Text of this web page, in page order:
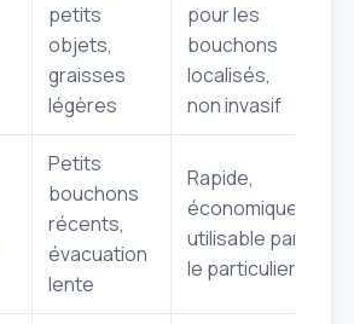
petits
objets,
graisses
légères
pour les
bouchons
localisés,
non invasif
Petits
bouchons
récents,
évacuation
lente
Rapide,
économique,
utilisable par
le particulier